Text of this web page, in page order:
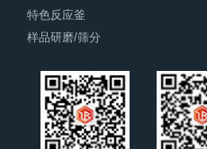
特色反应釜
样品研磨/筛分